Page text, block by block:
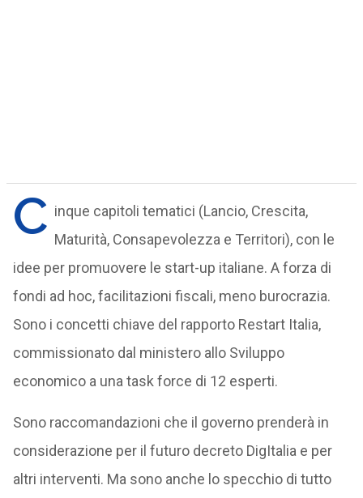
C inque capitoli tematici (Lancio, Crescita,
Maturità, Consapevolezza e Territori), con le
idee per promuovere le start-up italiane. A forza di
fondi ad hoc, facilitazioni fiscali, meno burocrazia.
Sono i concetti chiave del rapporto Restart Italia,
commissionato dal ministero allo Sviluppo
economico a una task force di 12 esperti.
Sono raccomandazioni che il governo prenderà in
considerazione per il futuro decreto DigItalia e per
altri interventi. Ma sono anche lo specchio di tutto